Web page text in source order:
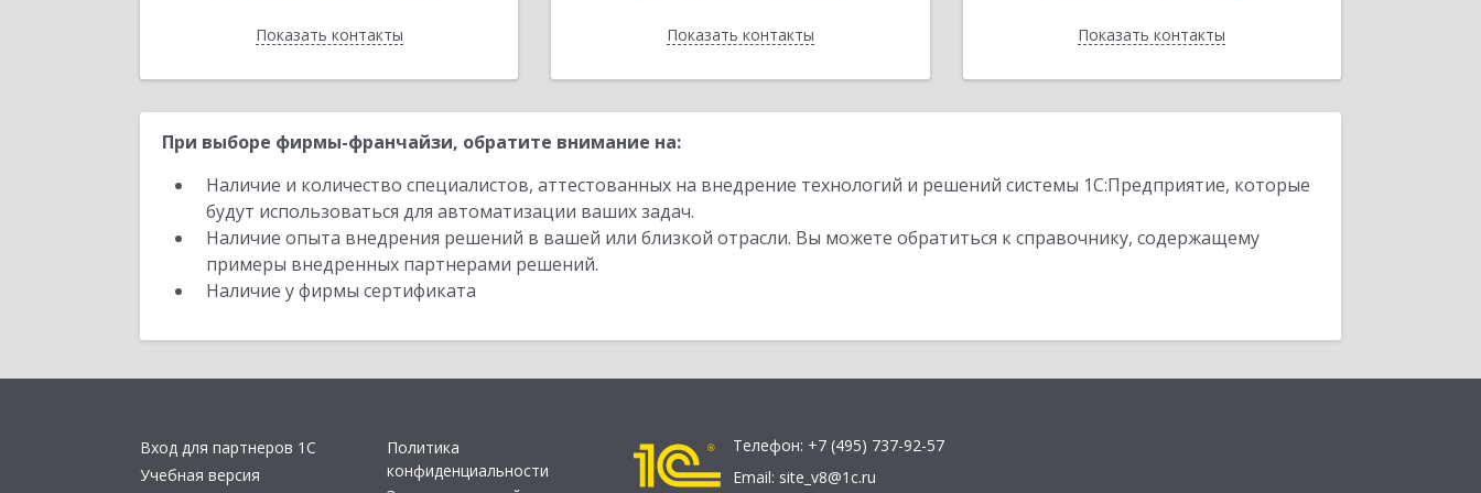
Показать контакты
Назад Показать контакты
Назад Показать контакты
Назад
При выборе фирмы-франчайзи, обратите внимание на:
Наличие и количество специалистов, аттестованных на внедрение технологий и решений системы 1С:Предприятие, которые
будут использоваться для автоматизации ваших задач.
Наличие опыта внедрения решений в вашей или близкой отрасли. Вы можете обратиться к справочнику, содержащему
примеры внедренных партнерами решений.
Наличие у фирмы сертификата
Вход для партнеров 1С
Учебная версия
Политика
конфиденциальности
Телефон: +7 (495) 737-92-57
Email: site_v8@1c.ru